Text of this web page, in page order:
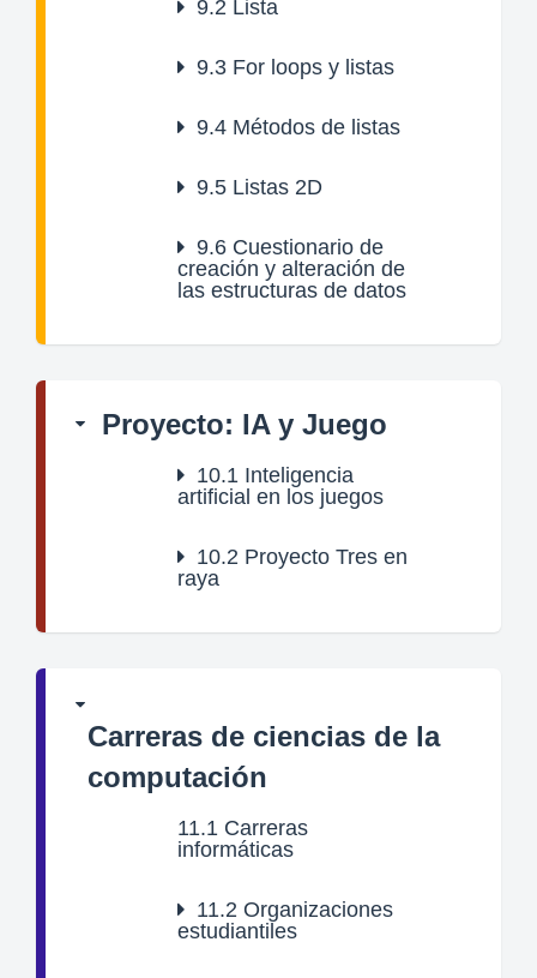
9.2 Lista
9.3 For loops y listas
9.4 Métodos de listas
9.5 Listas 2D
9.6 Cuestionario de
creación y alteración de
las estructuras de datos
Proyecto: IA y Juego
10.1 Inteligencia
artificial en los juegos
10.2 Proyecto Tres en
raya
Carreras de ciencias de la
computación
11.1 Carreras
informáticas
11.2 Organizaciones
estudiantiles